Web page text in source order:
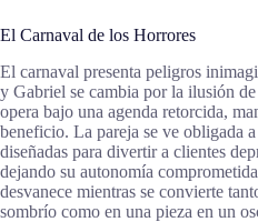
El Carnaval de los Horrores
El carnaval presenta peligros
y Gabriel se cambia por la ilusión
opera bajo una agenda retorcida,
beneficio. La pareja se ve obligada
diseñadas para divertir a clientes
dejando su autonomía
desvanece mientras se convierte
sombrío como en una pieza en un